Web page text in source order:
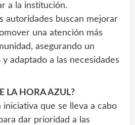
a la institución.
autoridades buscan mejorar
una atención más
asegurando un
adaptado a las necesidades
LA HORA AZUL?
iniciativa que se lleva a cabo
dar prioridad a las